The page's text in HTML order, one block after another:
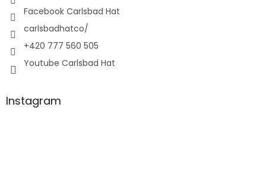
Facebook Carlsbad Hat
carlsbadhatco/
+420 777 560 505
Youtube Carlsbad Hat
Instagram